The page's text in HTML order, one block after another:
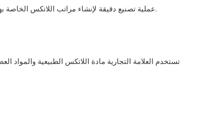
تستخدم شركة Fansace عملية تصنيع دقيقة لإنشاء مراتب اللاتكس الخاصة بها. وتضمن هذه العملية أعلى مستويات الجودة والراحة للعملاء.
تستخدم العلامة التجارية مادة اللاتكس الطبيعية